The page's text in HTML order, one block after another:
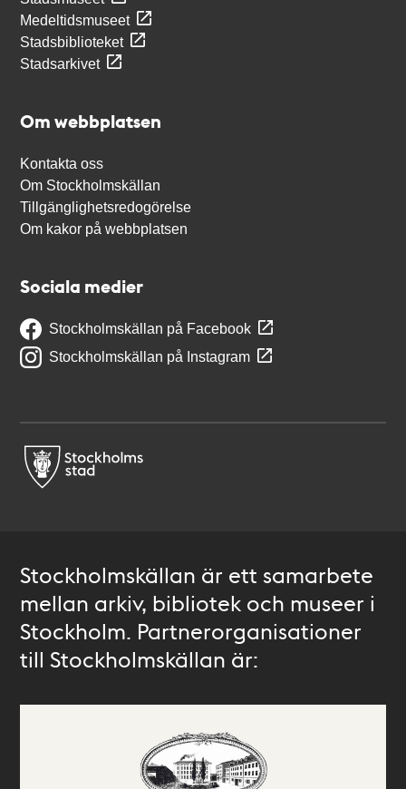
Medeltidsmuseet
Stadsbiblioteket
Stadsarkivet
Om webbplatsen
Kontakta oss
Om Stockholmskällan
Tillgänglighetsredogörelse
Om kakor på webbplatsen
Sociala medier
Stockholmskällan på Facebook
Stockholmskällan på Instagram
Stockholmskällan är ett samarbete
mellan arkiv, bibliotek och museer i
Stockholm. Partnerorganisationer
till Stockholmskällan är: